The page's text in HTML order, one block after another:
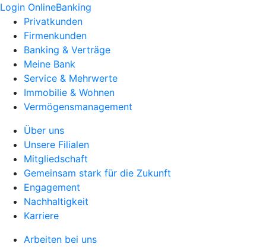
Login OnlineBanking
Privatkunden
Firmenkunden
Banking & Verträge
Meine Bank
Service & Mehrwerte
Immobilie & Wohnen
Vermögensmanagement
Über uns
Unsere Filialen
Mitgliedschaft
Gemeinsam stark für die Zukunft
Engagement
Nachhaltigkeit
Karriere
Arbeiten bei uns